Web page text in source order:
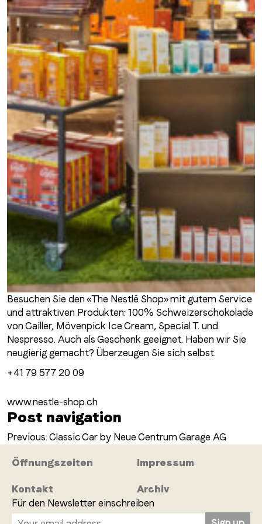
Besuchen Sie den «The Nestlé Shop» mit gutem Service
und attraktiven Produkten: 100% Schweizerschokolade
von Cailler, Mövenpick Ice Cream, Special T. und
Nespresso. Auch als Geschenk geeignet. Haben wir Sie
neugierig gemacht? Überzeugen Sie sich selbst.
+41 79 577 20 09
www.nestle-shop.ch
Post navigation
Previous:Classic Car by Neue Centrum Garage AG
Öffnungszeiten Impressum
Kontakt
Archiv
Für den Newsletter einschreiben